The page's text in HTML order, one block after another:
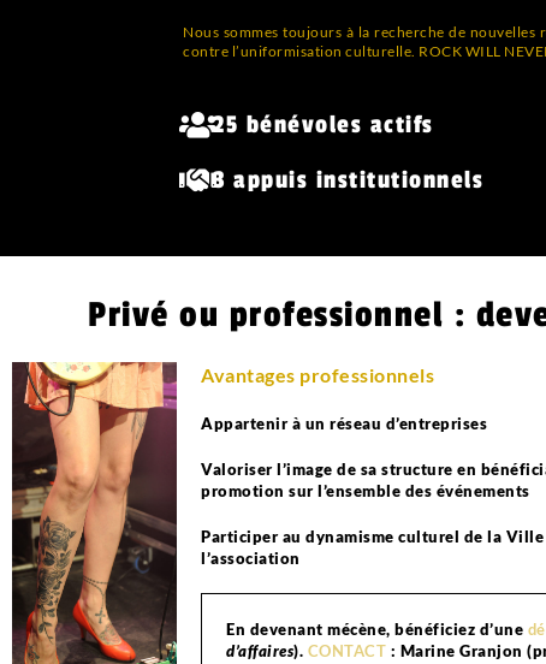
Nous sommes toujours à la recherche de
contre l’uniformisation culturelle. ROCK WILL
25 bénévoles actifs
3 appuis institutionnels
Privé ou professionnel :
Avantages professionnels
Appartenir à un réseau d’entreprises
Valoriser l’image de sa structure en
promotion sur l’ensemble des événements
Participer au dynamisme culturel de la
l’association
En devenant mécène, bénéficiez d’une
d’affaires). CONTACT : Marine Granjon